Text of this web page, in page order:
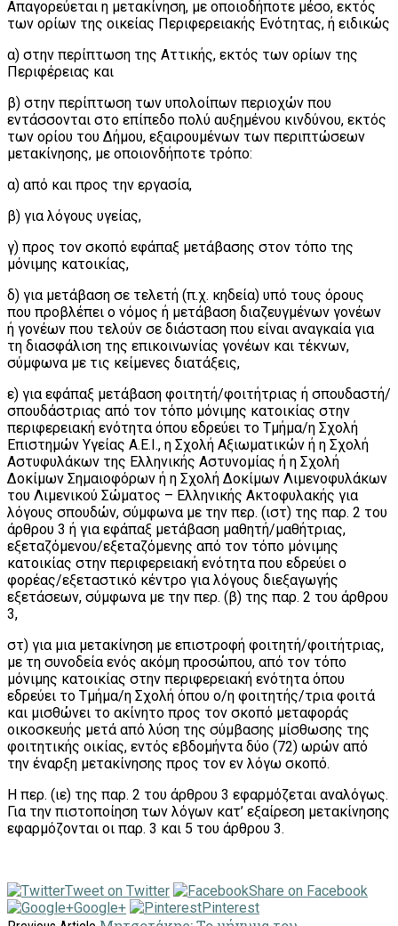
Απαγορεύεται η μετακίνηση, με οποιοδήποτε μέσο, εκτός
των ορίων της οικείας Περιφερειακής Ενότητας, ή ειδικώς
α) στην περίπτωση της Αττικής, εκτός των ορίων της
Περιφέρειας και
β) στην περίπτωση των υπολοίπων περιοχών που
εντάσσονται στο επίπεδο πολύ αυξημένου κινδύνου, εκτός
των ορίου του Δήμου, εξαιρουμένων των περιπτώσεων
μετακίνησης, με οποιονδήποτε τρόπο:
α) από και προς την εργασία,
β) για λόγους υγείας,
γ) προς τον σκοπό εφάπαξ μετάβασης στον τόπο της
μόνιμης κατοικίας,
δ) για μετάβαση σε τελετή (π.χ. κηδεία) υπό τους όρους
που προβλέπει ο νόμος ή μετάβαση διαζευγμένων γονέων
ή γονέων που τελούν σε διάσταση που είναι αναγκαία για
τη διασφάλιση της επικοινωνίας γονέων και τέκνων,
σύμφωνα με τις κείμενες διατάξεις,
ε) για εφάπαξ μετάβαση φοιτητή/φοιτήτριας ή σπουδαστή/
σπουδάστριας από τον τόπο μόνιμης κατοικίας στην
περιφερειακή ενότητα όπου εδρεύει το Τμήμα/η Σχολή
Επιστημών Υγείας Α.Ε.Ι., η Σχολή Αξιωματικών ή η Σχολή
Αστυφυλάκων της Ελληνικής Αστυνομίας ή η Σχολή
Δοκίμων Σημαιοφόρων ή η Σχολή Δοκίμων Λιμενοφυλάκων
του Λιμενικού Σώματος – Ελληνικής Ακτοφυλακής για
λόγους σπουδών, σύμφωνα με την περ. (ιστ) της παρ. 2 του
άρθρου 3 ή για εφάπαξ μετάβαση μαθητή/μαθήτριας,
εξεταζόμενου/εξεταζόμενης από τον τόπο μόνιμης
κατοικίας στην περιφερειακή ενότητα που εδρεύει ο
φορέας/εξεταστικό κέντρο για λόγους διεξαγωγής
εξετάσεων, σύμφωνα με την περ. (β) της παρ. 2 του άρθρου
3,
στ) για μια μετακίνηση με επιστροφή φοιτητή/φοιτήτριας,
με τη συνοδεία ενός ακόμη προσώπου, από τον τόπο
μόνιμης κατοικίας στην περιφερειακή ενότητα όπου
εδρεύει το Τμήμα/η Σχολή όπου ο/η φοιτητής/τρια φοιτά
και μισθώνει το ακίνητο προς τον σκοπό μεταφοράς
οικοσκευής μετά από λύση της σύμβασης μίσθωσης της
φοιτητικής οικίας, εντός εβδομήντα δύο (72) ωρών από
την έναρξη μετακίνησης προς τον εν λόγω σκοπό.
Η περ. (ιε) της παρ. 2 του άρθρου 3 εφαρμόζεται αναλόγως.
Για την πιστοποίηση των λόγων κατ’ εξαίρεση μετακίνησης
εφαρμόζονται οι παρ. 3 και 5 του άρθρου 3.
Tweet on Twitter
Share on Facebook
Google+
Pinterest